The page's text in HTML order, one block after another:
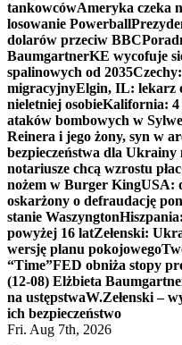
tankowcówAmeryka czeka
losowanie Powerball
dolarów przeciw BBC
BaumgartnerKE wycofuje
spalinowych od 2035
migracyjnyElgin, IL: lekarz
nieletniej osobieKalifornia: 4
ataków bombowych w
Reinera i jego żony, syn w
bezpieczeństwa dla
notariusze chcą wzrostu płac
nożem w Burger KingUSA:
oskarżony o defraudację
stanie Waszyngton
powyżej 16 latZełenski:
wersję planu pokojowego
“Time”FED obniża stopy
(12-08) Elżbieta
na ustępstwaW.Zełenski –
ich bezpieczeństwo
Fri. Aug 7th, 2026